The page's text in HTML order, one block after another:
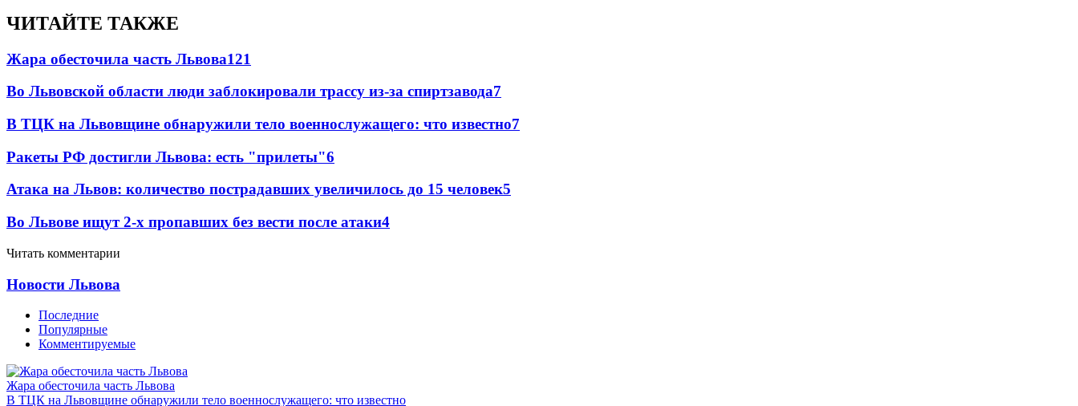
ЧИТАЙТЕ ТАКЖЕ
Жара обесточила часть Львова121
Во Львовской области люди заблокировали трассу из-за спиртзавода7
В ТЦК на Львовщине обнаружили тело военнослужащего: что известно7
Ракеты РФ достигли Львова: есть "прилеты"6
Атака на Львов: количество пострадавших увеличилось до 15 человек5
Во Львове ищут 2-х пропавших без вести после атаки4
Читать комментарии
Новости Львова
Последние
Популярные
Комментируемые
Жара обесточила часть Львова
В ТЦК на Львовщине обнаружили тело военнослужащего: что известно